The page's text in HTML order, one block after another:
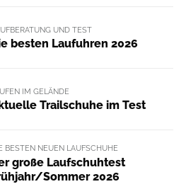
UND TEST
besten Laufuhren 2026
IM GELÄNDE
Trailschuhe im Test
BESTEN NEUEN LAUFSCHUHE
große Laufschuhtest
Sommer 2026